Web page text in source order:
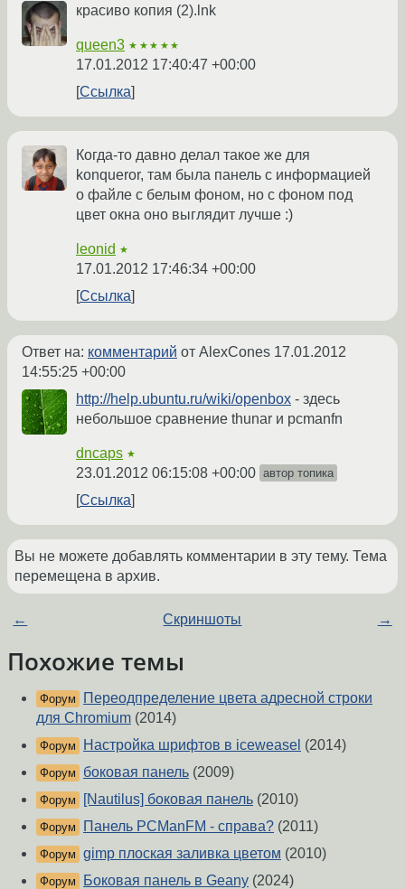
красиво копия (2).lnk
queen3 ★★★★★
17.01.2012 17:40:47 +00:00
Ссылка
Когда-то давно делал такое же для
konqueror, там была панель с информацией
о файле с белым фоном, но с фоном под
цвет окна оно выглядит лучше :)
leonid ★
17.01.2012 17:46:34 +00:00
Ссылка
Ответ на: комментарий от AlexCones 17.01.2012
14:55:25 +00:00
http://help.ubuntu.ru/wiki/openbox - здесь
небольшое сравнение thunar и pcmanfn
dncaps ★
23.01.2012 06:15:08 +00:00 автор топика
Ссылка
Вы не можете добавлять комментарии в эту тему. Тема
перемещена в архив.
← Скриншоты →
Похожие темы
Форум
Переодпределение цвета адресной строки
для Chromium (2014)
Форум Настройка шрифтов в iceweasel (2014)
Форум боковая панель (2009)
Форум [Nautilus] боковая панель (2010)
Форум Панель PCManFM - справа? (2011)
Форум gimp плоская заливка цветом (2010)
Форум Боковая панель в Geany (2024)